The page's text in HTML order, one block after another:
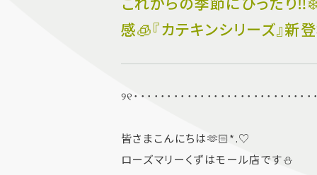
感🧊『カテキンシリーズ』新
୨୧･･･････････････････････････
皆さまこんにちは🫶🏻*.♡
ローズマリーくずはモール店です⛄️